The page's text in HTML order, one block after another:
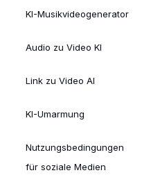
KI-Musikvideogenerator
Audio zu Video KI
Link zu Video AI
KI-Umarmung
Nutzungsbedingungen
für soziale Medien